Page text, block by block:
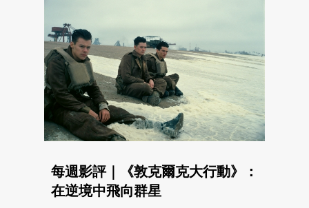
每週影評｜《敦克爾克大行動》：
在逆境中飛向群星